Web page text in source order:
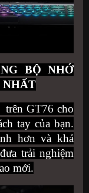
BỘ NHỚ
NHẤT
GT76 cho
tay của bạn.
hơn và khả
trải nghiệm
mới.